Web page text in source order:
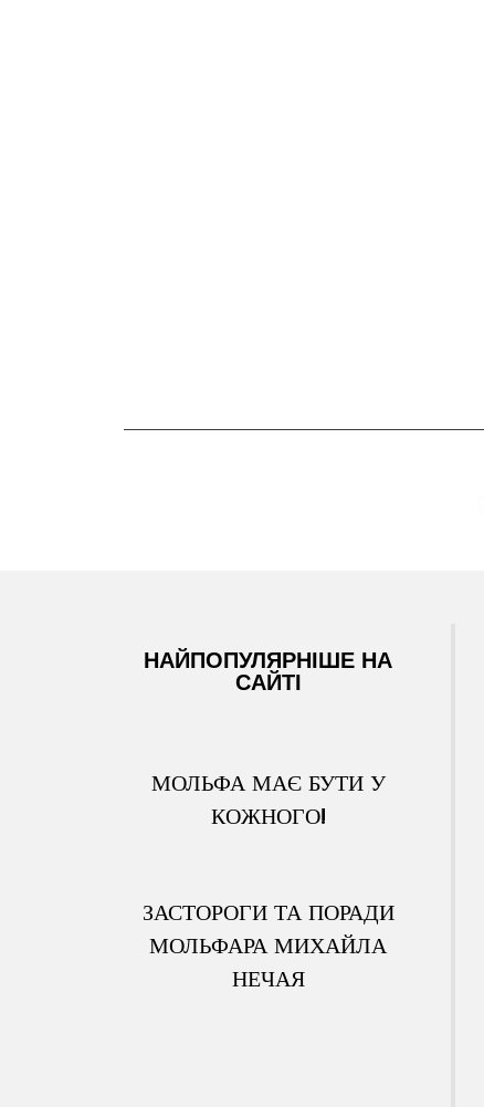
НАЙПОПУЛЯРНІШЕ НА
САЙТІ
МОЛЬФА МАЄ БУТИ У
КОЖНОГО!
ЗАСТОРОГИ ТА ПОРАДИ
МОЛЬФАРА МИХАЙЛА
НЕЧАЯ